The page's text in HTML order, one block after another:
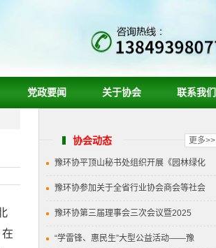
党政要闻 关于协会 联系我们
更多>>
协会动态
豫环协平顶山秘书处组织开展《园林绿化
豫环协参加关于全省行业协会商会等社会
豫环协第三届理事会三次会议暨2025
“学雷锋、惠民生”大型公益活动——豫